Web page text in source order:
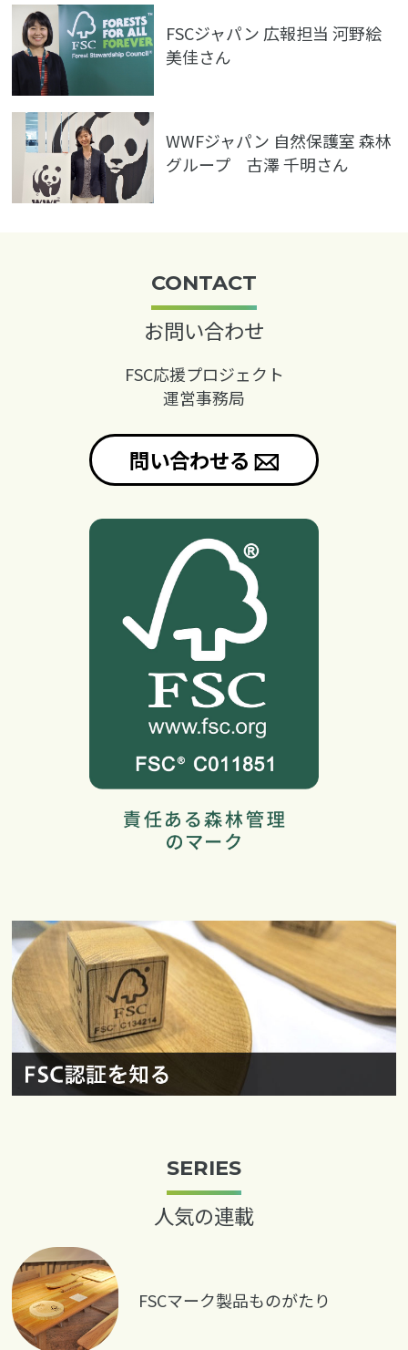
FSCジャパン 広報担当 河野絵
美佳さん
WWFジャパン 自然保護室 森林
グループ 古澤 千明さん
CONTACT
お問い合わせ
FSC応援プロジェクト
運営事務局
問い合わせる
SERIES
人気の連載
FSCマーク製品ものがたり